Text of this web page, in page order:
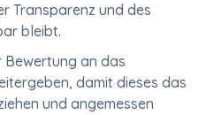
Transparenz und des
bleibt.
Bewertung an das
damit dieses das
und angemessen